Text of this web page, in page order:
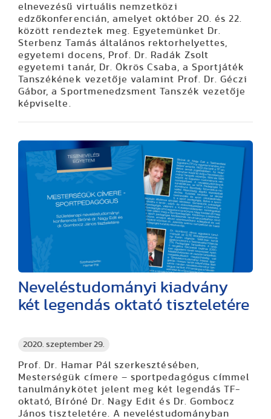
elnevezésű virtuális nemzetközi
edzőkonferencián, amelyet október 20. és 22.
között rendeztek meg. Egyetemünket Dr.
Sterbenz Tamás általános rektorhelyettes,
egyetemi docens, Prof. Dr. Radák Zsolt
egyetemi tanár, Dr. Ökrös Csaba, a Sportjáték
Tanszékének vezetője valamint Prof. Dr. Géczi
Gábor, a Sportmenedzsment Tanszék vezetője
képviselte.
2020. szeptember 29.
Neveléstudományi kiadvány
két legendás oktató tiszteletére
Prof. Dr. Hamar Pál szerkesztésében,
Mesterségük címere – sportpedagógus címmel
tanulmánykötet jelent meg két legendás TF-
oktató, Bíróné Dr. Nagy Edit és Dr. Gombocz
János tiszteletére. A neveléstudományban